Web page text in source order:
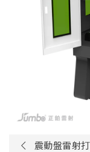
震動盤雷射